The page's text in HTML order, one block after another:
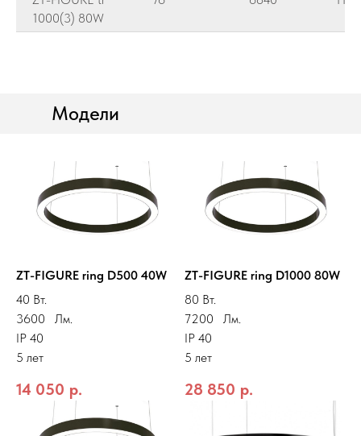
1000(3) 80W
Модели
ZT-FIGURE ring D500 40W
40 Вт.
3600 Лм.
IP 40
5 лет
14 050 р.
ZT-FIGURE ring D1000 80W
80 Вт.
7200 Лм.
IP 40
5 лет
28 850 р.